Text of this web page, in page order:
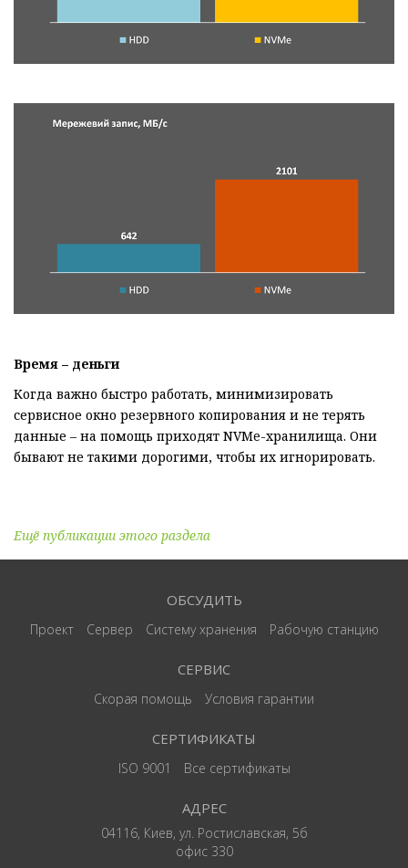
Время – деньги
Когда важно быстро работать, минимизировать
сервисное окно резервного копирования и не терять
данные – на помощь приходят NVMe-хранилища. Они
бывают не такими дорогими, чтобы их игнорировать.
Ещё публикации этого раздела
ОБСУДИТЬ
Проект Сервер Систему хранения Рабочую станцию
СЕРВИС
Скорая помощь Условия гарантии
СЕРТИФИКАТЫ
ISO 9001 Все сертификаты
АДРЕС
04116, Киев, ул. Ростиславская, 5б
офис 330